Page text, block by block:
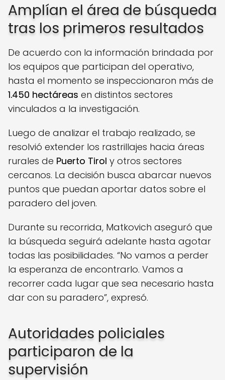
Amplían el área de búsqueda
tras los primeros resultados
De acuerdo con la información brindada por
los equipos que participan del operativo,
hasta el momento se inspeccionaron más de
1.450 hectáreas en distintos sectores
vinculados a la investigación.
Luego de analizar el trabajo realizado, se
resolvió extender los rastrillajes hacia áreas
rurales de Puerto Tirol y otros sectores
cercanos. La decisión busca abarcar nuevos
puntos que puedan aportar datos sobre el
paradero del joven.
Durante su recorrida, Matkovich aseguró que
la búsqueda seguirá adelante hasta agotar
todas las posibilidades. “No vamos a perder
la esperanza de encontrarlo. Vamos a
recorrer cada lugar que sea necesario hasta
dar con su paradero”, expresó.
Autoridades policiales
participaron de la
supervisión